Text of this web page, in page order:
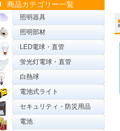
商品カテゴリー一覧
照明器具
照明部材
LED電球・直管
蛍光灯電球・直管
白熱球
電池式ライト
セキュリティ・防災用品
電池